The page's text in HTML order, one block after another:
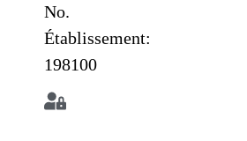
No.
Établissement:
198100